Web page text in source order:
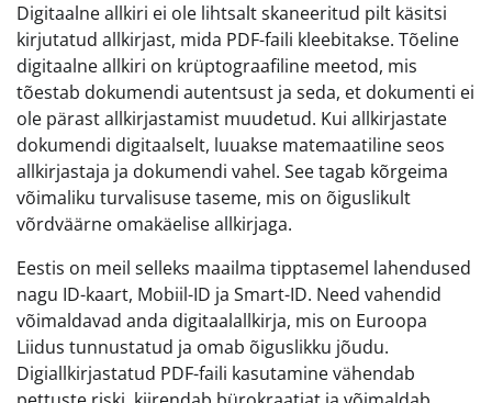
Digitaalne allkiri ei ole lihtsalt skaneeritud pilt käsitsi
kirjutatud allkirjast, mida PDF-faili kleebitakse. Tõeline
digitaalne allkiri on krüptograafiline meetod, mis
tõestab dokumendi autentsust ja seda, et dokumenti ei
ole pärast allkirjastamist muudetud. Kui allkirjastate
dokumendi digitaalselt, luuakse matemaatiline seos
allkirjastaja ja dokumendi vahel. See tagab kõrgeima
võimaliku turvalisuse taseme, mis on õiguslikult
võrdväärne omakäelise allkirjaga.
Eestis on meil selleks maailma tipptasemel lahendused
nagu ID-kaart, Mobiil-ID ja Smart-ID. Need vahendid
võimaldavad anda digitaalallkirja, mis on Euroopa
Liidus tunnustatud ja omab õiguslikku jõudu.
Digiallkirjastatud PDF-faili kasutamine vähendab